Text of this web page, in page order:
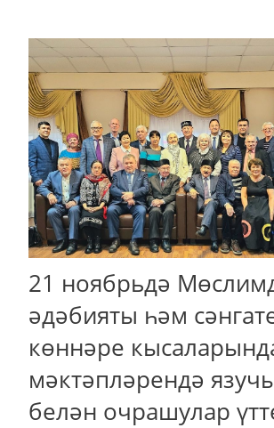
21 ноябрьдә
әдәбияты һәм
көннәре
мәктәпләрендә
белән очрашулар